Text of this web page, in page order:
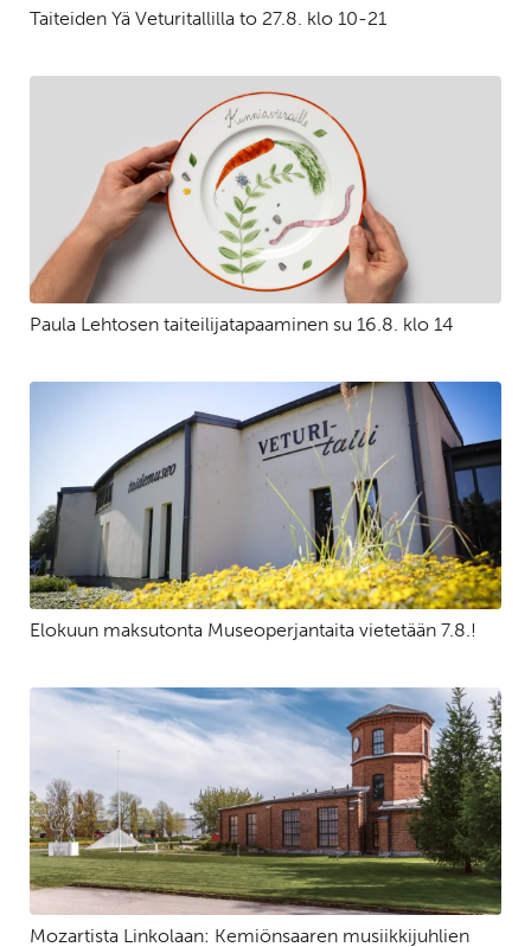
Taiteiden Yä Veturitallilla to 27.8. klo 10-21
Paula Lehtosen taiteilijatapaaminen su 16.8. klo 14
Elokuun maksutonta Museoperjantaita vietetään 7.8.!
Mozartista Linkolaan: Kemiönsaaren musiikkijuhlien